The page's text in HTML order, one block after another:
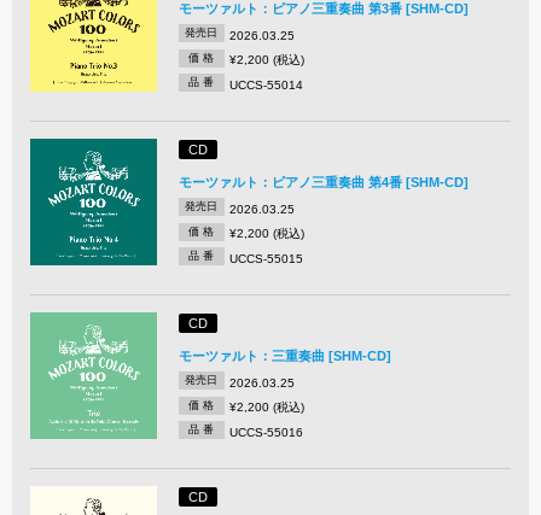
モーツァルト：ピアノ三重奏曲 第3番 [SHM-CD]
発売日 2026.03.25
価 格 ¥2,200 (税込)
品 番 UCCS-55014
CD
モーツァルト：ピアノ三重奏曲 第4番 [SHM-CD]
発売日 2026.03.25
価 格 ¥2,200 (税込)
品 番 UCCS-55015
CD
モーツァルト：三重奏曲 [SHM-CD]
発売日 2026.03.25
価 格 ¥2,200 (税込)
品 番 UCCS-55016
CD